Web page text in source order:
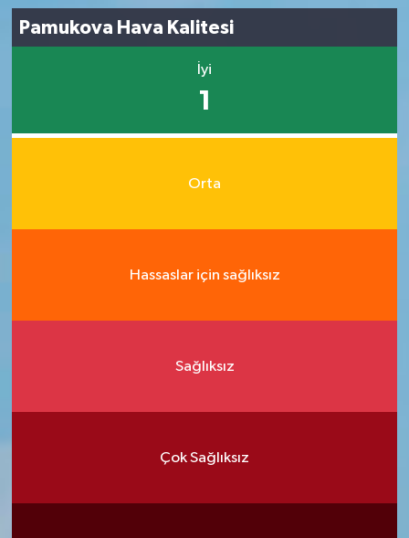
Pamukova Hava Kalitesi
İyi
1
Orta
Hassaslar için sağlıksız
Sağlıksız
Çok Sağlıksız